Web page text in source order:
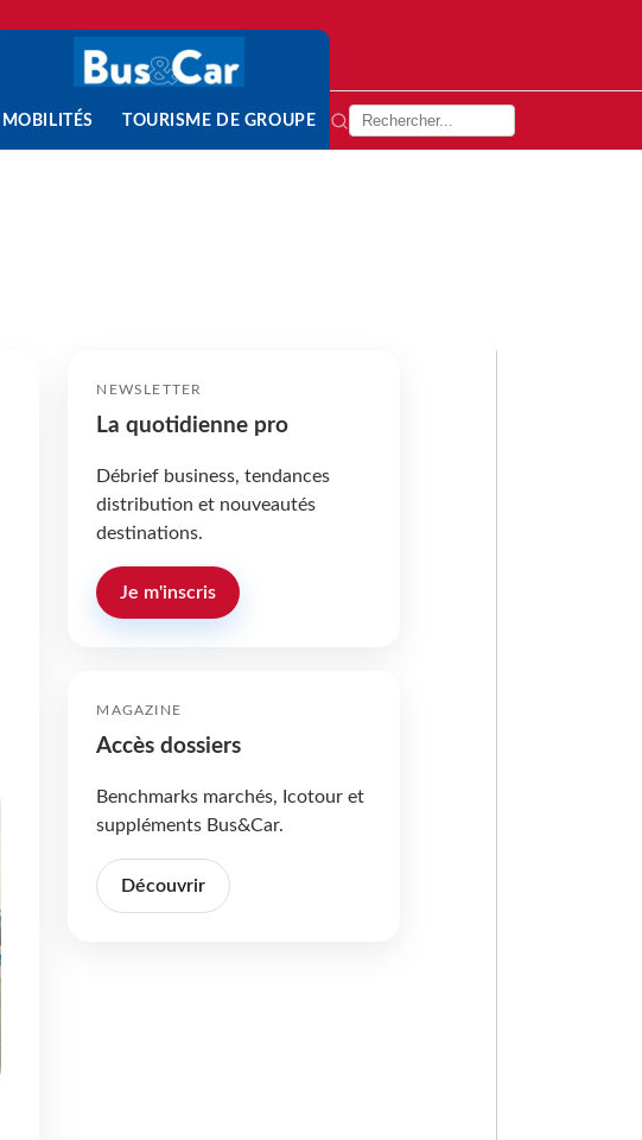
MOBILITÉS TOURISME DE GROUPE
NEWSLETTER
La quotidienne pro
Débrief business, tendances
distribution et nouveautés
destinations.
Je m'inscris
MAGAZINE
Accès dossiers
Benchmarks marchés, Icotour et
suppléments Bus&Car.
Découvrir